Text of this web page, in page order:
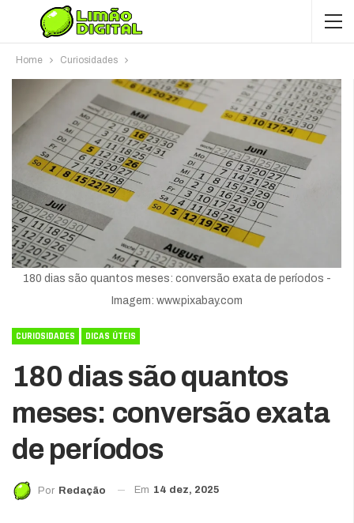
Home Curiosidades
180 dias são quantos meses: conversão exata de períodos -
Imagem: www.pixabay.com
CURIOSIDADES DICAS ÚTEIS
180 dias são quantos
meses: conversão exata
de períodos
Por Redação Em 14 dez, 2025